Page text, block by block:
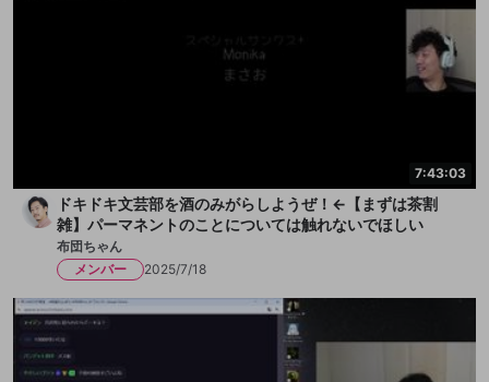
7:43:03
ドキドキ文芸部を酒のみがらしようぜ！←【まずは茶割
雑】パーマネントのことについては触れないでほしい
布団ちゃん
メンバー
2025/7/18